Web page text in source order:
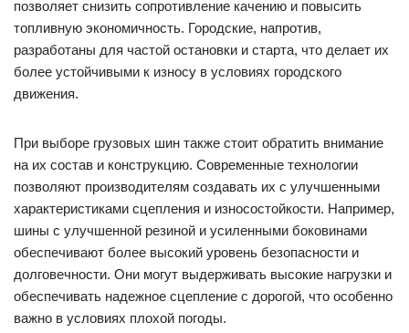
позволяет снизить сопротивление качению и повысить
топливную экономичность. Городские, напротив,
разработаны для частой остановки и старта, что делает их
более устойчивыми к износу в условиях городского
движения.
При выборе грузовых шин также стоит обратить внимание
на их состав и конструкцию. Современные технологии
позволяют производителям создавать их с улучшенными
характеристиками сцепления и износостойкости. Например,
шины с улучшенной резиной и усиленными боковинами
обеспечивают более высокий уровень безопасности и
долговечности. Они могут выдерживать высокие нагрузки и
обеспечивать надежное сцепление с дорогой, что особенно
важно в условиях плохой погоды.